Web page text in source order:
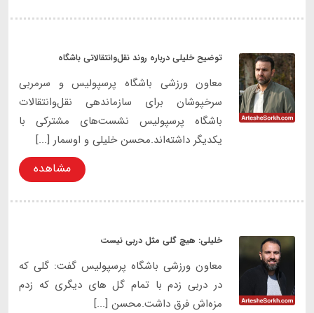
توضیح خلیلی درباره روند نقل‌و‌انتقالاتی باشگاه
معاون ورزشی باشگاه پرسپولیس و سرمربی
سرخپوشان برای سازماندهی نقل‌وانتقالات
باشگاه پرسپولیس نشست‌های مشترکی با
یکدیگر داشته‌اند.محسن خلیلی و اوسمار [...]
مشاهده
خلیلی: هیچ گلی مثل دربی نیست
معاون ورزشی باشگاه پرسپولیس گفت: گلی که
در دربی زدم با تمام گل های دیگری که زدم
مزه‌اش فرق داشت.محسن [...]